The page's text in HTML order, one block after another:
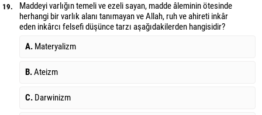
19.
Maddeyi varlığın temeli ve ezeli sayan, madde âleminin ötesinde
herhangi bir varlık alanı tanımayan ve Allah, ruh ve ahireti inkâr
eden inkârcı felsefi düşünce tarzı aşağıdakilerden hangisidir?
A. Materyalizm
B.Ateizm
C. Darwinizm